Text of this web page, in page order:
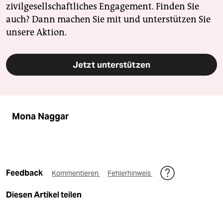
zivilgesellschaftliches Engagement. Finden Sie
auch? Dann machen Sie mit und unterstützen Sie
unsere Aktion.
Jetzt unterstützen
Mona Naggar
Feedback Kommentieren Fehlerhinweis
Diesen Artikel teilen